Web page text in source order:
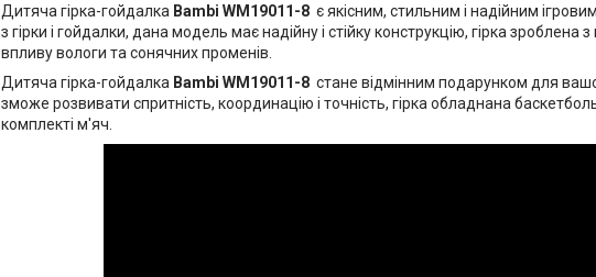
Дитяча гірка-гойдалка Bambi WM19011-8 є якісним, стильним і надійним
з гірки і гойдалки, дана модель має надійну і стійку конструкцію, гірка зроблена
впливу вологи та сонячних променів.
Дитяча гірка-гойдалка Bambi WM19011-8 стане відмінним подарунком для
зможе розвивати спритність, координацію і точність, гірка обладнана
комплекті м'яч.